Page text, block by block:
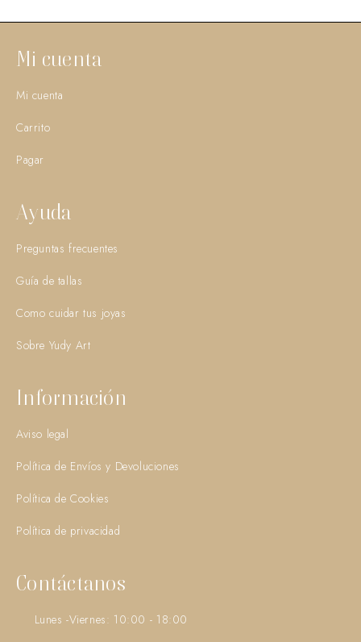
Mi cuenta
Mi cuenta
Carrito
Pagar
Ayuda
Preguntas frecuentes
Guía de tallas
Como cuidar tus joyas
Sobre Yudy Art
Información
Aviso legal
Política de Envíos y Devoluciones
Política de Cookies
Política de privacidad
Contáctanos
Lunes -Viernes: 10:00 - 18:00